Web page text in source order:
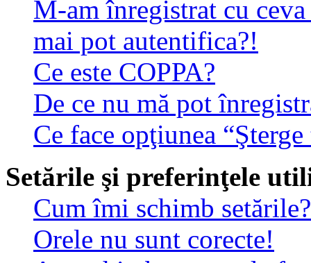
M-am înregistrat cu
mai pot autentifica?!
Ce este COPPA?
De ce nu mă pot
Ce face opţiunea
Setările şi preferinţele
Cum îmi schimb setările?
Orele nu sunt corecte!